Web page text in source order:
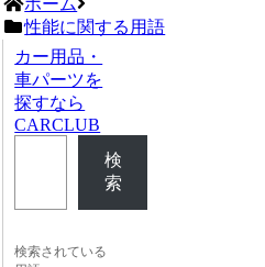
性能に関する用語
カー用品・
車パーツを
探すなら
CARCLUB
検
索
検索されている